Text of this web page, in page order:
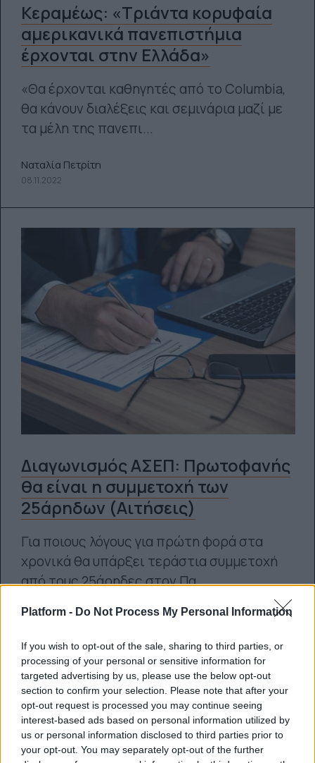
Platform - Do Not Process My Personal Information
If you wish to opt-out of the sale, sharing to third parties, or
processing of your personal or sensitive information for
targeted advertising by us, please use the below opt-out
section to confirm your selection. Please note that after your
opt-out request is processed you may continue seeing
interest-based ads based on personal information utilized by
us or personal information disclosed to third parties prior to
your opt-out. You may separately opt-out of the further
Κεραμέως: «Τριάντα κορυφαία
αμερικανικά πανεπιστήμια
έρχονται στην Ελλάδα»
«Θα έρχονται καθηγητές από το Columbia,
θα κάνουν διαλέξεις και σεμινάρια μαζί με
τα μέλη της πανεπι...
Ναταλία Πετρίτη
08.11.2022
Διαγωνισμός ΑΣΕΠ: Πρωτοφανής
θα είναι η συμμετοχή των
25άρηδων (Αιτήσεις)
Για ποιους λόγους για πρώτη φορά στα
χρονικά θα υπάρξει τεράστια συμμετοχή
από τους 25άρηδες στον Πα...
Ναταλία Πετρίτη